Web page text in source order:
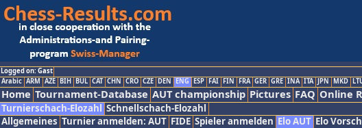
Logged on: Gast
Arabic ARM AZE BIH BUL CAT CHN CRO CZE DEN ENG ESP FAI FIN FRA GER GRE INA ITA JPN MKD
Home Tournament-Database AUT championship Pictures FAQ Online
Turnierschach-Elozahl Schnellschach-Elozahl
Allgemeines Turnier anmelden: AUT FIDE Spieler anmelden Elo AUT Elo